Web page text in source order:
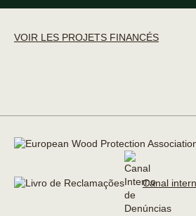
VOIR LES PROJETS FINANCÉS
Canal